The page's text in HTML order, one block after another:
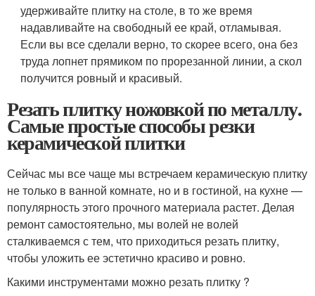
удерживайте плитку на столе, в то же время
надавливайте на свободный ее край, отламывая.
Если вы все сделали верно, то скорее всего, она без
труда лопнет прямиком по прорезанной линии, а скол
получится ровный и красивый.
Резать плитку ножовкой по металлу.
Самые простые способы резки
керамической плитки
Сейчас мы все чаще мы встречаем керамическую плитку
не только в ванной комнате, но и в гостиной, на кухне —
популярность этого прочного материала растет. Делая
ремонт самостоятельно, мы волей не волей
сталкиваемся с тем, что приходиться резать плитку,
чтобы уложить ее эстетично красиво и ровно.
Какими инструментами можно резать плитку ?